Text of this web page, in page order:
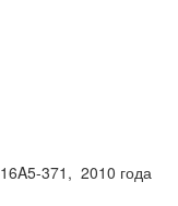
371, 2010 года